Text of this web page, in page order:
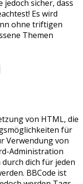
sicher, dass
Es wird
ohne triftigen
Themen
von HTML, die
für
Verwendung von
Administration
dich für jeden
BBCode ist